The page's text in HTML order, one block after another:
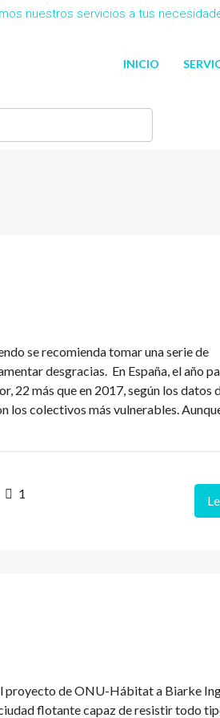
nuestros servicios a tus
INICIO
se recomienda tomar una serie de
desgracias. En España, el año
22 más que en 2017, según los datos
los colectivos más vulnerables.
1
proyecto de ONU-Hábitat a Biarke
flotante capaz de resistir todo